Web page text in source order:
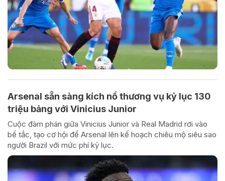
Arsenal sẵn sàng kích nổ thương vụ kỷ lục 130
triệu bảng với Vinicius Junior
Cuộc đàm phán giữa Vinicius Junior và Real Madrid rơi vào
bế tắc, tạo cơ hội để Arsenal lên kế hoạch chiêu mộ siêu sao
người Brazil với mức phí kỷ lục.